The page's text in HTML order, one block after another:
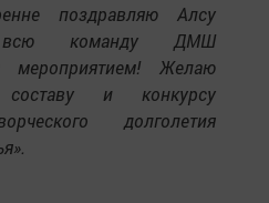
поздравляю Алсу
команду ДМШ
мероприятием! Желаю
составу и конкурсу
долголетия